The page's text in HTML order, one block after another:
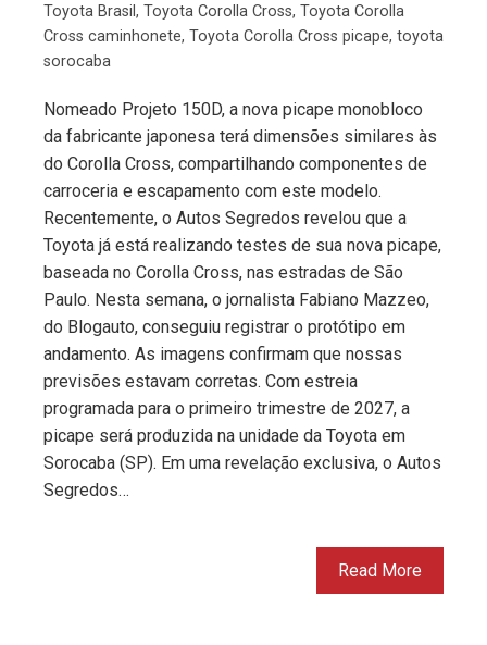
Toyota Brasil , Toyota Corolla Cross, Toyota Corolla
Cross caminhonete, Toyota Corolla Cross picape, toyota
sorocaba
Nomeado Projeto 150D, a nova picape monobloco
da fabricante japonesa terá dimensões similares às
do Corolla Cross, compartilhando componentes de
carroceria e escapamento com este modelo.
Recentemente, o Autos Segredos revelou que a
Toyota já está realizando testes de sua nova picape,
baseada no Corolla Cross, nas estradas de São
Paulo. Nesta semana, o jornalista Fabiano Mazzeo,
do Blogauto, conseguiu registrar o protótipo em
andamento. As imagens confirmam que nossas
previsões estavam corretas. Com estreia
programada para o primeiro trimestre de 2027, a
picape será produzida na unidade da Toyota em
Sorocaba (SP). Em uma revelação exclusiva, o Autos
Segredos…
Read More